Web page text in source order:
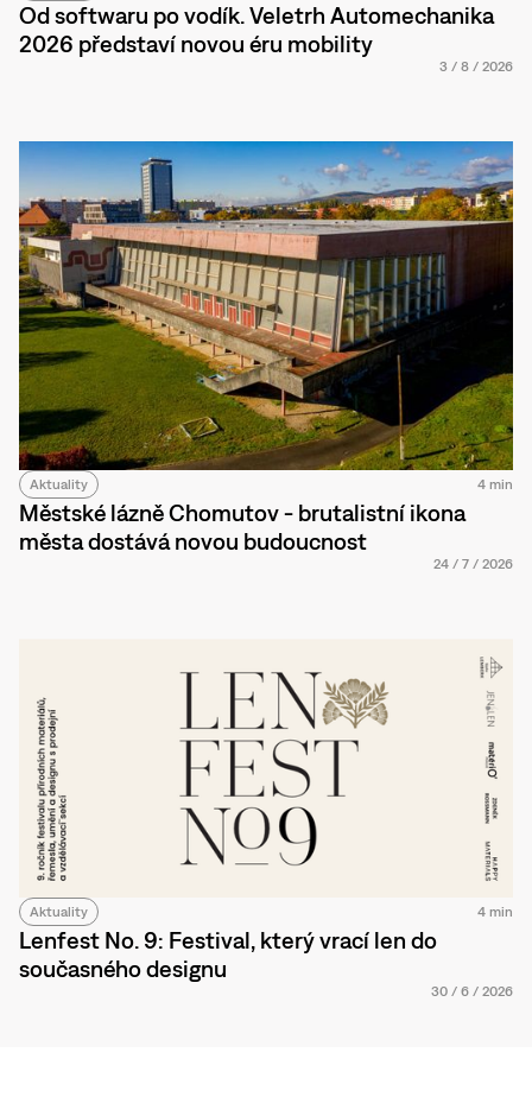
Od softwaru po vodík. Veletrh Automechanika
2026 představí novou éru mobility
3 / 8 / 2026
Aktuality 4 min
Městské lázně Chomutov - brutalistní ikona
města dostává novou budoucnost
24 / 7 / 2026
Aktuality 4 min
Lenfest No. 9: Festival, který vrací len do
současného designu
30 / 6 / 2026